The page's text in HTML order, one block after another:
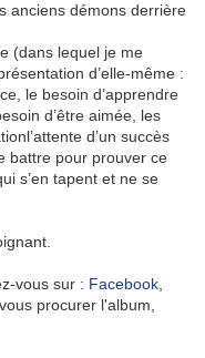
anciens démons derrière
(dans lequel je me
d’elle-même :
le besoin d’apprendre
d’être aimée, les
d’un succès
battre pour prouver ce
s’en tapent et ne se
vous sur : Facebook
procurer l'album,